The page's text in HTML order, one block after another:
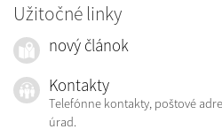
Užitočné linky
nový článok
Kontakty
Telefónne kontakty, poštové
úrad.